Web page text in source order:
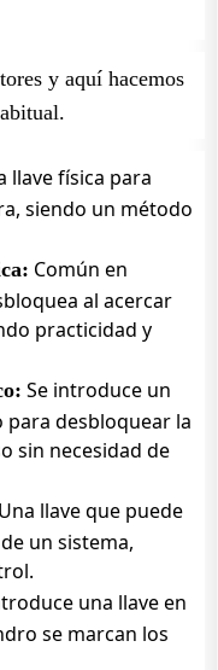
y aquí hacemos
llave física para
siendo un método
Común en
al acercar
practicidad y
Se introduce un
desbloquear la
sin necesidad de
Una llave que puede
un sistema,
una llave en
se marcan los